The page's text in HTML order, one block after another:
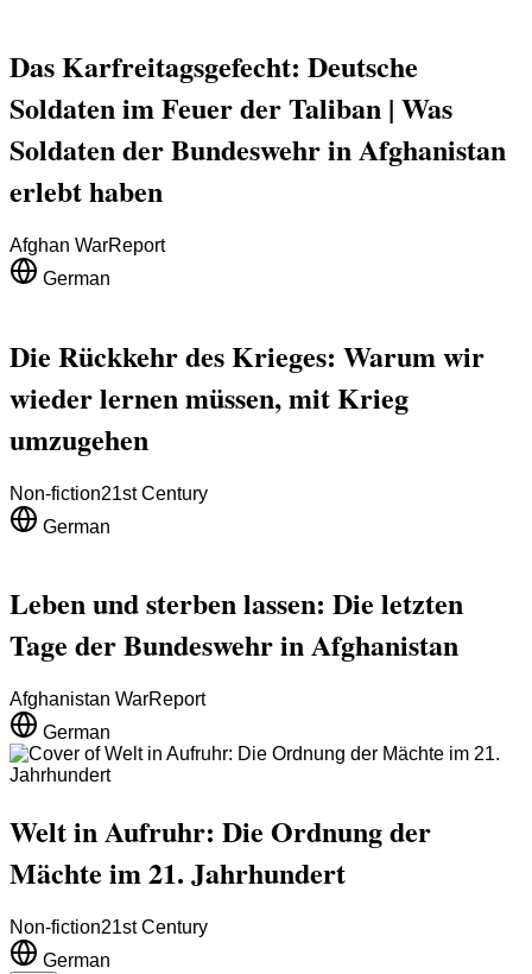
Das Karfreitagsgefecht: Deutsche
Soldaten im Feuer der Taliban | Was
Soldaten der Bundeswehr in Afghanistan
erlebt haben
Afghan WarReport
German
Die Rückkehr des Krieges: Warum wir
wieder lernen müssen, mit Krieg
umzugehen
Non-fiction21st Century
German
Leben und sterben lassen: Die letzten
Tage der Bundeswehr in Afghanistan
Afghanistan WarReport
German
Welt in Aufruhr: Die Ordnung der
Mächte im 21. Jahrhundert
Non-fiction21st Century
German